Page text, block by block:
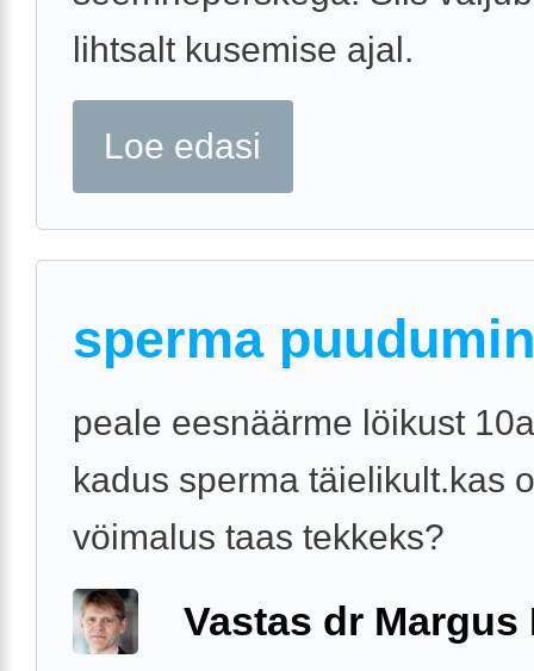
lihtsalt kusemise ajal.
Loe edasi
sperma
peale eesnäärme löikust
kadus sperma täielikult.kas
vöimalus taas tekkeks?
Vastas dr Margus